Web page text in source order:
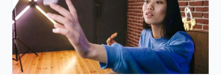
olarak değil; affiliate odaklı dijital yayıncı olarak
konumlandıranlar. Bu yazıda, Instagram ve TikTok’u bir
vitrin olmaktan çıkarıp affiliate gelir üreten satış
makinelerine nasıl dönüştürebileceğinizi adım adım ele
alıyoruz.